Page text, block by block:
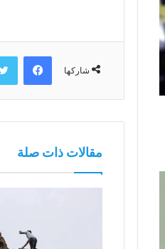
شاركها
مقالات ذات صلة